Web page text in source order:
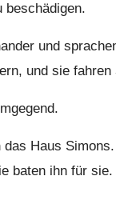
beschädigen.
und
und sie fahren
Haus
baten ihn für sie.